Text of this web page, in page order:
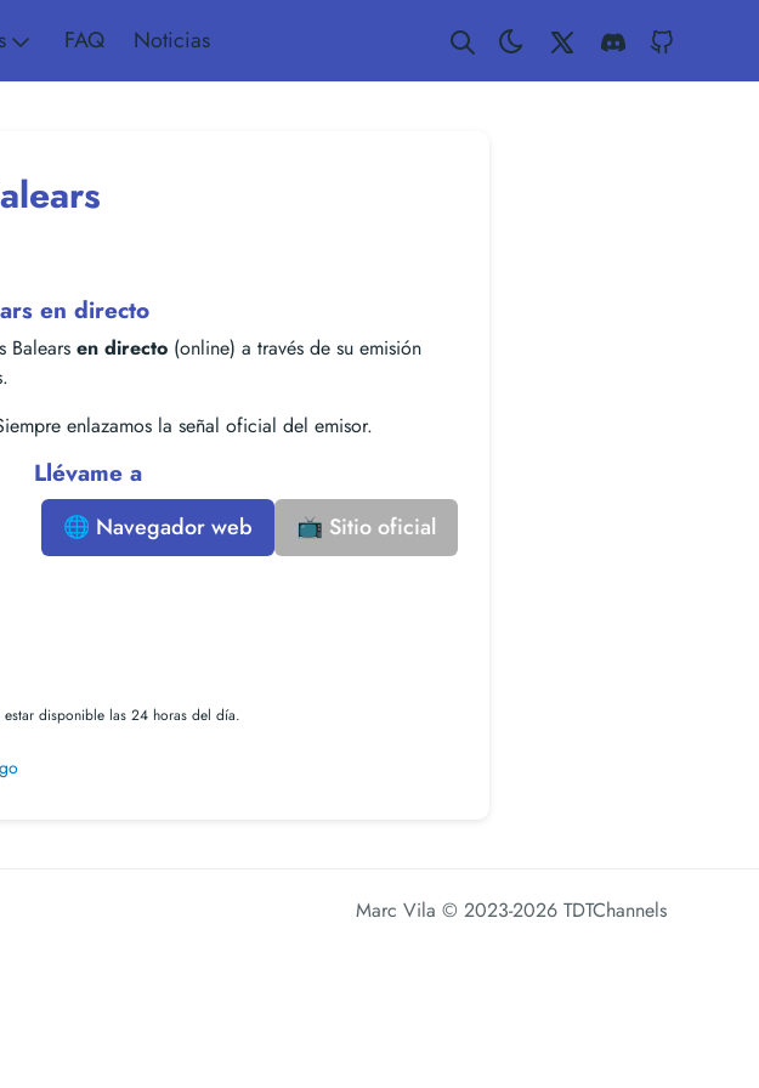
FAQ Noticias Twitter Discord
en directo
Balears en directo (online) a través de su emisión
enlazamos la señal oficial del emisor.
Llévame a
🌐 Navegador web 📺 Sitio oficial
estar disponible las 24 horas del día.
Marc Vila © 2023-2026 TDTChannels